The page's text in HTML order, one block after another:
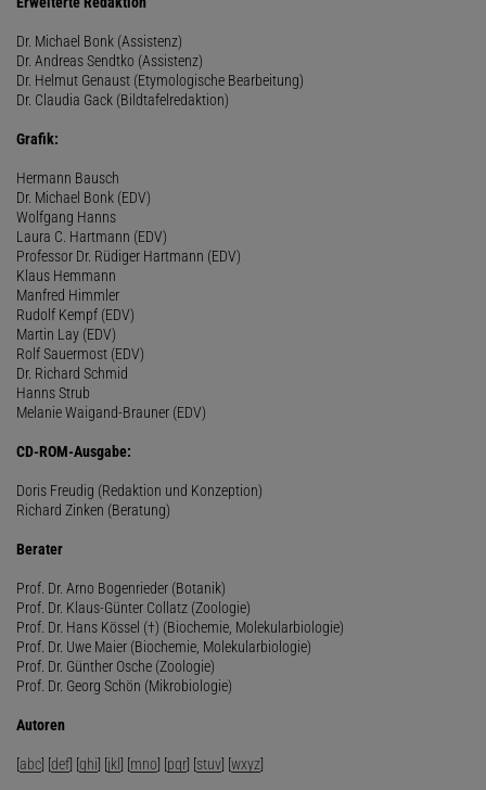
Dr. Michael Bonk (Assistenz)
Dr. Andreas Sendtko (Assistenz)
Dr. Helmut Genaust (Etymologische Bearbeitung)
Dr. Claudia Gack (Bildtafelredaktion)
Grafik:
Hermann Bausch
Dr. Michael Bonk (EDV)
Wolfgang Hanns
Laura C. Hartmann (EDV)
Professor Dr. Rüdiger Hartmann (EDV)
Klaus Hemmann
Manfred Himmler
Rudolf Kempf (EDV)
Martin Lay (EDV)
Rolf Sauermost (EDV)
Dr. Richard Schmid
Hanns Strub
Melanie Waigand-Brauner (EDV)
CD-ROM-Ausgabe:
Doris Freudig (Redaktion und Konzeption)
Richard Zinken (Beratung)
Berater
Prof. Dr. Arno Bogenrieder (Botanik)
Prof. Dr. Klaus-Günter Collatz (Zoologie)
Prof. Dr. Hans Kössel (†) (Biochemie, Molekularbiologie)
Prof. Dr. Uwe Maier (Biochemie, Molekularbiologie)
Prof. Dr. Günther Osche (Zoologie)
Prof. Dr. Georg Schön (Mikrobiologie)
Autoren
[abc] [def] [ghi] [jkl] [mno] [pqr] [stuv] [wxyz]